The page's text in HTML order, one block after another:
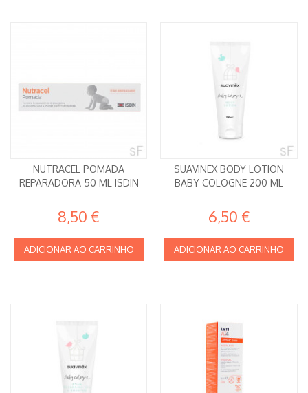
NUTRACEL POMADA
REPARADORA 50 ML ISDIN
8,50 €
ADICIONAR AO CARRINHO
SUAVINEX BODY LOTION
BABY COLOGNE 200 ML
6,50 €
ADICIONAR AO CARRINHO